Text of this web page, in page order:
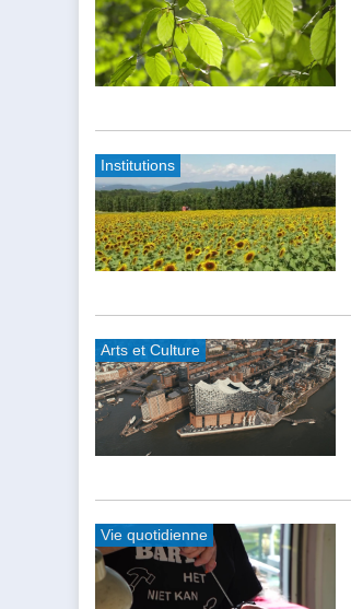
Institutions
Arts et Culture
Vie quotidienne